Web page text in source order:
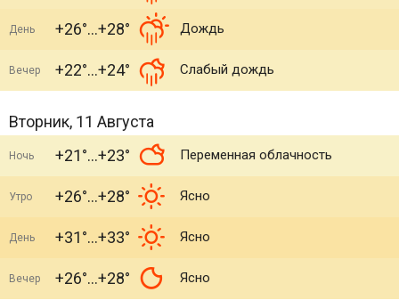
День +26° +28° Дождь
Вечер +22° +24° Слабый дождь
Вторник, 11 Августа
Ночь +21° +23° Переменная облачность
Утро +26° +28° Ясно
День +31° +33° Ясно
Вечер +26° +28° Ясно